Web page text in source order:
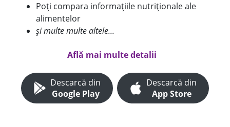
Poți compara informațiile nutriționale ale
alimentelor
și multe multe altele...
Află mai multe detalii
Descarcă din
Google Play
Descarcă din
App Store